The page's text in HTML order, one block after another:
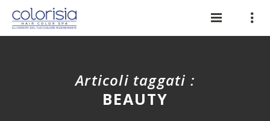
Articoli taggati :
BEAUTY